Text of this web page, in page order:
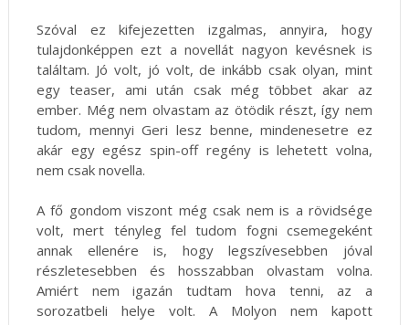
Szóval ez kifejezetten izgalmas, annyira, hogy
tulajdonképpen ezt a novellát nagyon kevésnek is
találtam. Jó volt, jó volt, de inkább csak olyan, mint
egy teaser, ami után csak még többet akar az
ember. Még nem olvastam az ötödik részt, így nem
tudom, mennyi Geri lesz benne, mindenesetre ez
akár egy egész spin-off regény is lehetett volna,
nem csak novella.
A fő gondom viszont még csak nem is a rövidsége
volt, mert tényleg fel tudom fogni csemegeként
annak ellenére is, hogy legszívesebben jóval
részletesebben és hosszabban olvastam volna.
Amiért nem igazán tudtam hova tenni, az a
sorozatbeli helye volt. A Molyon nem kapott